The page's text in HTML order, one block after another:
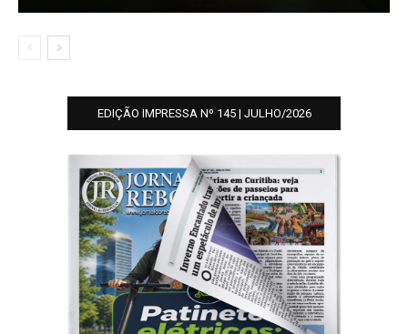
EDIÇÃO IMPRESSA Nº 145 | JULHO/2026